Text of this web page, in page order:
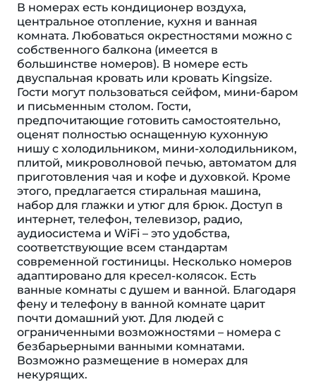
В номерах есть кондиционер воздуха,
центральное отопление, кухня и ванная
комната. Любоваться окрестностями можно с
собственного балкона (имеется в
большинстве номеров). В номере есть
двуспальная кровать или кровать Kingsize.
Гости могут пользоваться сейфом, мини-баром
и письменным столом. Гости,
предпочитающие готовить самостоятельно,
оценят полностью оснащенную кухонную
нишу с холодильником, мини-холодильником,
плитой, микроволновой печью, автоматом для
приготовления чая и кофе и духовкой. Кроме
этого, предлагается стиральная машина,
набор для глажки и утюг для брюк. Доступ в
интернет, телефон, телевизор, радио,
аудиосистема и WiFi – это удобства,
соответствующие всем стандартам
современной гостиницы. Несколько номеров
адаптировано для кресел-колясок. Есть
ванные комнаты с душем и ванной. Благодаря
фену и телефону в ванной комнате царит
почти домашний уют. Для людей с
ограниченными возможностями – номера с
безбарьерными ванными комнатами.
Возможно размещение в номерах для
некурящих.